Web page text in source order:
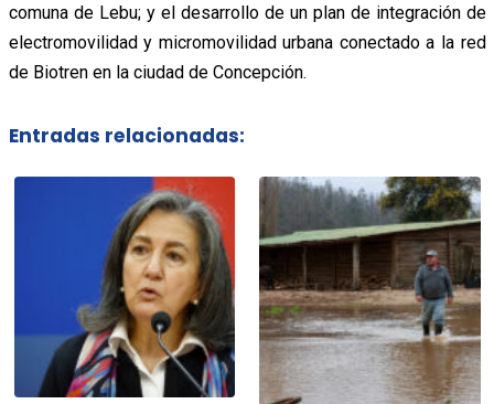
comuna de Lebu; y el desarrollo de un plan de integración de
electromovilidad y micromovilidad urbana conectado a la red
de Biotren en la ciudad de Concepción.
Entradas relacionadas: